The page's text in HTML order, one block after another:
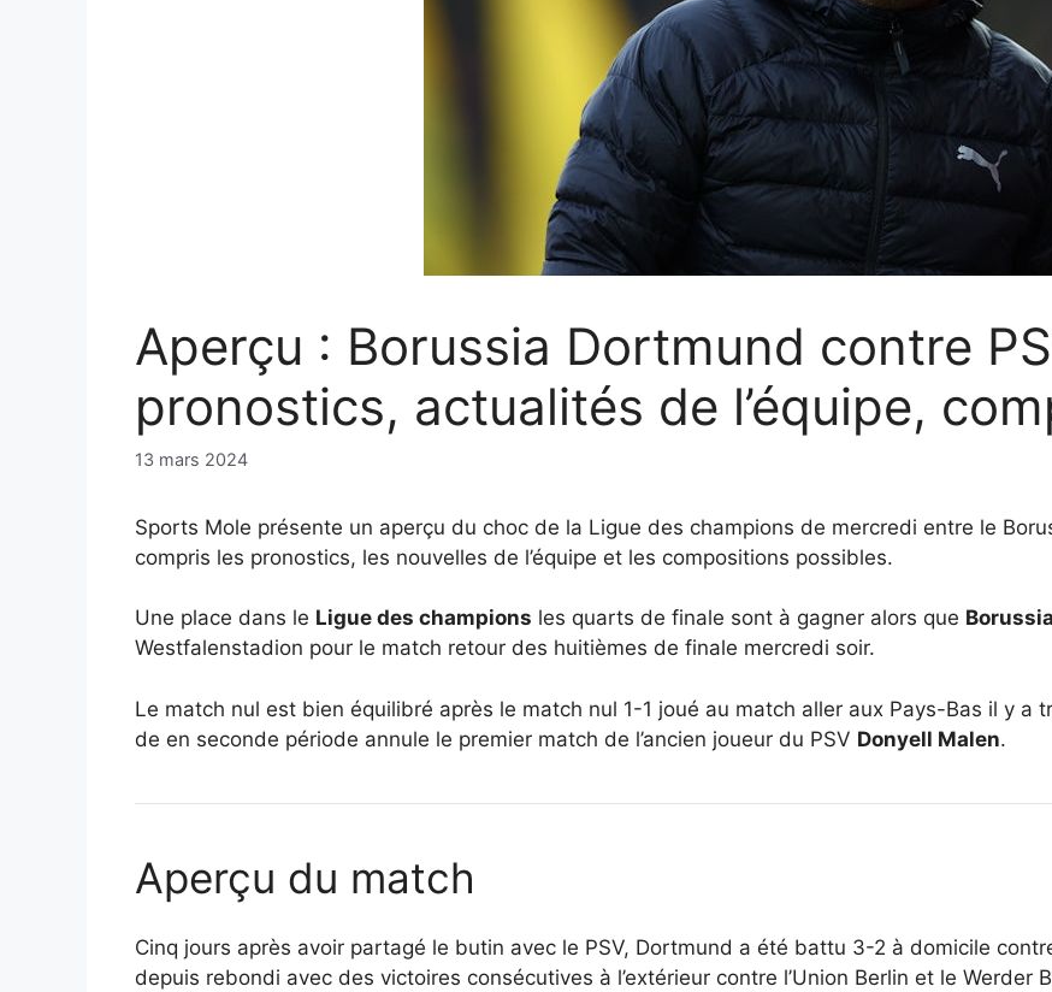
Aperçu : Borussia Dortmund contre
pronostics, actualités de l’équipe,
13 mars 2024
Sports Mole présente un aperçu du choc de la Ligue des champions de mercredi entre le
compris les pronostics, les nouvelles de l’équipe et les compositions possibles.
Une place dans le Ligue des champions les quarts de finale sont à gagner alors que
Westfalenstadion pour le match retour des huitièmes de finale mercredi soir.
Le match nul est bien équilibré après le match nul 1-1 joué au match aller aux Pays-Bas il y a
de en seconde période annule le premier match de l’ancien joueur du PSV Donyell Malen.
Aperçu du match
Cinq jours après avoir partagé le butin avec le PSV, Dortmund a été battu 3-2 à domicile
depuis rebondi avec des victoires consécutives à l’extérieur contre l’Union Berlin et le Werder